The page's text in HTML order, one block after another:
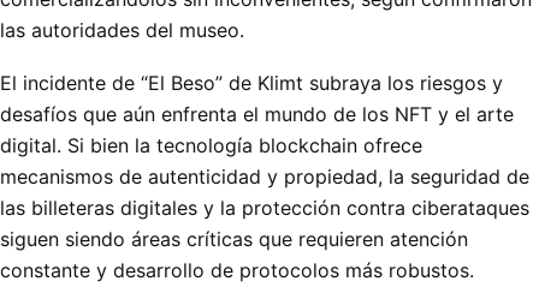
las autoridades del museo.
El incidente de “El Beso” de Klimt subraya los riesgos y
desafíos que aún enfrenta el mundo de los NFT y el arte
digital. Si bien la tecnología blockchain ofrece
mecanismos de autenticidad y propiedad, la seguridad de
las billeteras digitales y la protección contra ciberataques
siguen siendo áreas críticas que requieren atención
constante y desarrollo de protocolos más robustos.